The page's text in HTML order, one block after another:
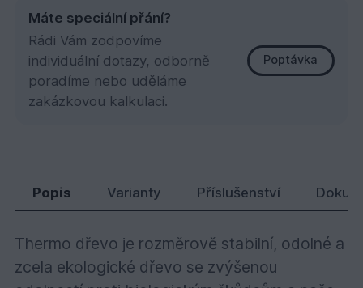
Máte speciální přání?
Rádi Vám zodpovíme
individuální dotazy, odborně
poradíme nebo uděláme
zakázkovou kalkulaci.
Poptávka
Popis Varianty Příslušenství
Thermo dřevo je rozměrově stabilní, odolné a
zcela ekologické dřevo se zvýšenou